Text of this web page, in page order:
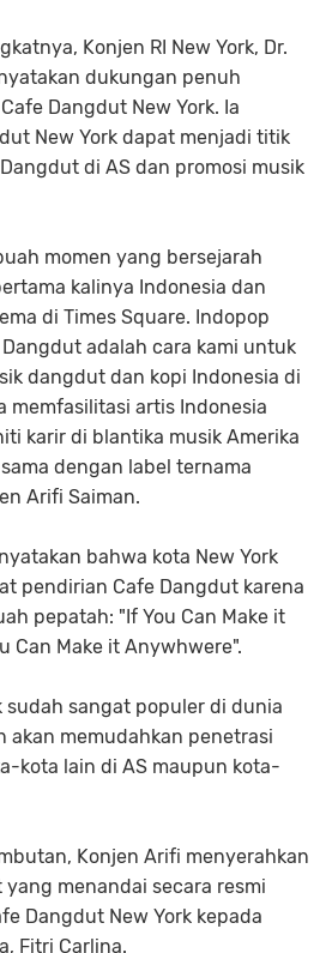
Konjen RI New York, Dr.
dukungan penuh
Dangdut New York. Ia
New York dapat menjadi titik
di AS dan promosi musik
momen yang bersejarah
kalinya Indonesia dan
di Times Square. Indopop
adalah cara kami untuk
dangdut dan kopi Indonesia di
memfasilitasi artis Indonesia
karir di blantika musik Amerika
dengan label ternama
Arifi Saiman.
bahwa kota New York
pendirian Cafe Dangdut karena
pepatah: "If You Can Make it
Can Make it Anywhwere".
sudah sangat populer di dunia
akan memudahkan penetrasi
kota lain di AS maupun kota-
Konjen Arifi menyerahkan
menandai secara resmi
Dangdut New York kepada
Fitri Carlina.